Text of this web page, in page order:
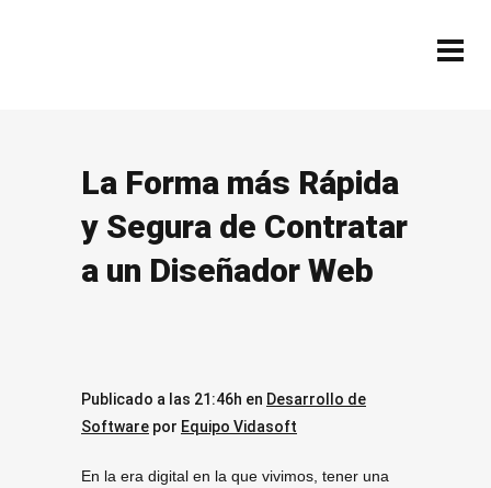
La Forma más Rápida
y Segura de Contratar
a un Diseñador Web
Publicado a las 21:46h en Desarrollo de
Software por Equipo Vidasoft
En la era digital en la que vivimos, tener una